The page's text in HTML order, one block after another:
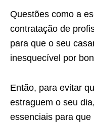
Questões como a
contratação de
para que o seu
inesquecível por
Então, para evitar
estraguem o seu
essenciais para